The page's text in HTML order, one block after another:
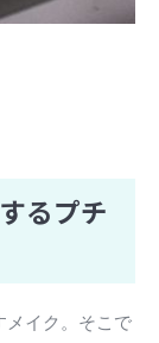
るプチ
メイク。そこで